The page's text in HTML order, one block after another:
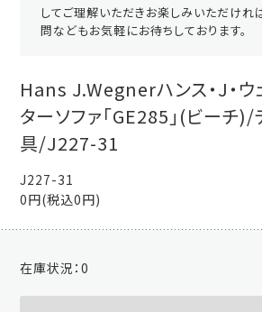
してご理解いただきお楽しみいただけれ
問などもお気軽にお待ちしております。
Hans J.Wegnerハンス・J・
ターソファ「GE285」(ビーチ
具/J227-31
J227-31
0円(税込0円)
在庫状況：0